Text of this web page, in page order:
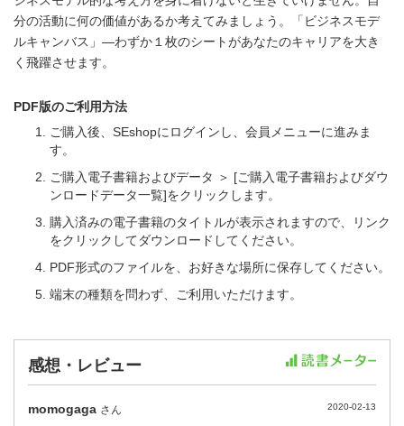
分の活動に何の価値があるか考えてみましょう。「ビジネスモデ
ルキャンバス」—わずか１枚のシートがあなたのキャリアを大き
く飛躍させます。
PDF版のご利用方法
ご購入後、SEshopにログインし、会員メニューに進みま
す。
ご購入電子書籍およびデータ ＞ [ご購入電子書籍およびダウ
ンロードデータ一覧]をクリックします。
購入済みの電子書籍のタイトルが表示されますので、リンク
をクリックしてダウンロードしてください。
PDF形式のファイルを、お好きな場所に保存してください。
端末の種類を問わず、ご利用いただけます。
感想・レビュー
momogaga さん 2020-02-13